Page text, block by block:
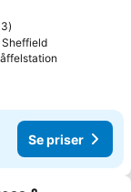
Sheffield
Se priser